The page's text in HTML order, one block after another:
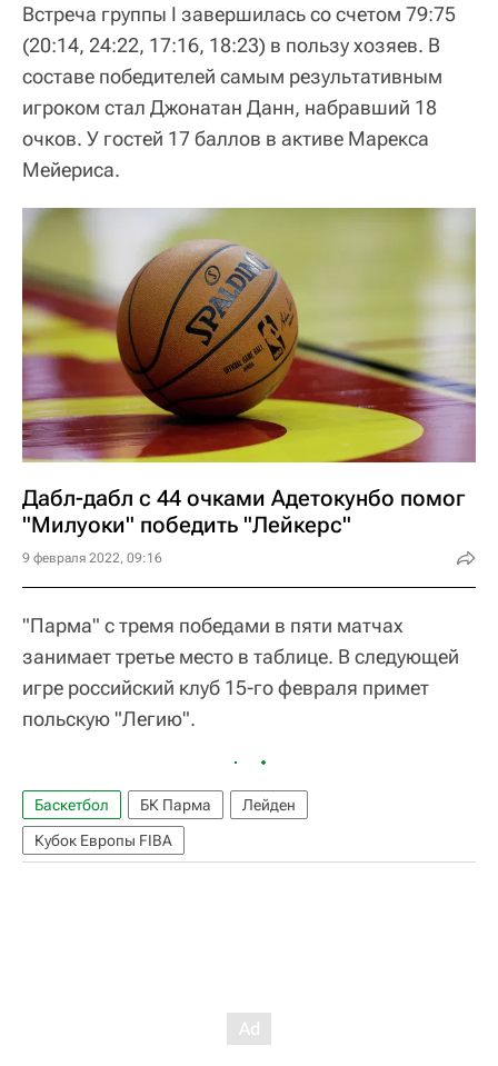
Встреча группы I завершилась со счетом 79:75
(20:14, 24:22, 17:16, 18:23) в пользу хозяев. В
составе победителей самым результативным
игроком стал Джонатан Данн, набравший 18
очков. У гостей 17 баллов в активе Марекса
Мейериса.
Дабл-дабл с 44 очками Адетокунбо помог
"Милуоки" победить "Лейкерс"
9 февраля 2022, 09:16
"Парма" с тремя победами в пяти матчах
занимает третье место в таблице. В следующей
игре российский клуб 15-го февраля примет
польскую "Легию".
Баскетбол БК Парма
Лейден
Кубок Европы FIBA